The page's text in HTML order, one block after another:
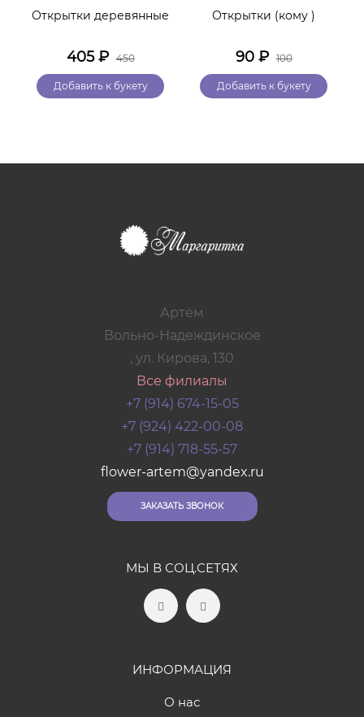
Открытки деревянные
405₽ 450
Добавить к букету
Открытки (кому )
90₽ 100
Добавить к букету
Артём
Вольно-Надеждинское
, ул. Кирова, 130
Все филиалы
+7 (914) 674-15-05
+7 (924) 422-00-08
+7 (914) 718-55-57
flower-artem@yandex.ru
ЗАКАЗАТЬ ЗВОНОК
МЫ В СОЦ.СЕТЯХ
ИНФОРМАЦИЯ
О нас